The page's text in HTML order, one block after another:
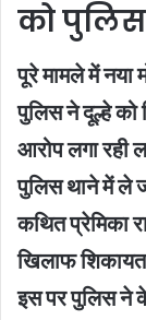
को
पूरे मामले में
पुलिस ने दूल्हे को
आरोप लगा रही
पुलिस थाने में ले
कथित प्रेमिका
खिलाफ शिकायत
इस पर पुलिस ने